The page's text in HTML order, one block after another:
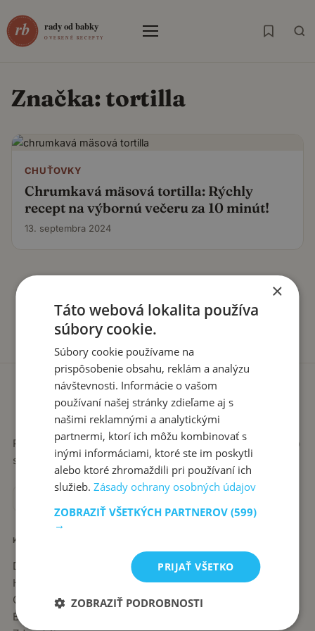
Menu
Značka:tortilla
CHUŤOVKY
Chrumkavá mäsová tortilla: Rýchly
recept na výbornú večeru za 10 minút!
13. septembra 2024
Recepty píše babka Stanka. Jednoduché, poctivé jedlá zo
slovenskej kuchyne, ktoré sa vždy podaria.
KATEGÓRIE
Dezerty
Hlavné jedlá
Chuťovky
Babkine rady
×
Táto webová lokalita používa
súbory cookie.
Súbory cookie používame na
prispôsobenie obsahu, reklám a analýzu
návštevnosti. Informácie o vašom
používaní našej stránky zdieľame aj s
našimi reklamnými a analytickými
partnermi, ktorí ich môžu kombinovať s
inými informáciami, ktoré ste im poskytli
alebo ktoré zhromaždili pri používaní ich
služieb.Zásady ochrany osobných údajov
ZOBRAZIŤ VŠETKÝCH PARTNEROV(599)
→
PRIJAŤ VŠETKO
ZOBRAZIŤ PODROBNOSTI